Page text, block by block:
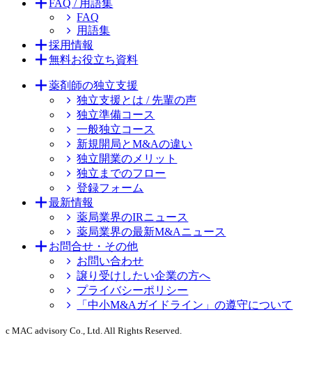
FAQ / 用語集
FAQ
用語集
採用情報
無料お役立ち資料
薬剤師の独立支援
独立支援とは / 先輩の声
独立準備コース
一般独立コース
新規開局とM&Aの違い
独立開業のメリット
独立までのフロー
登録フォーム
最新情報
薬局業界のIRニュース
薬局業界の最新M&Aニュース
お問合せ・その他
お問い合わせ
譲り受けしたい企業の方へ
プライバシーポリシー
「中小M&Aガイドライン」の遵守について
c MAC advisory Co., Ltd. All Rights Reserved.